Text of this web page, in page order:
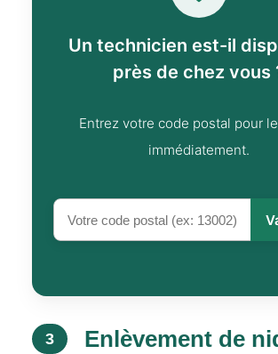
Un technicien est-il
près de chez vous
Entrez votre code postal pour
immédiatement.
3
Enlèvement de